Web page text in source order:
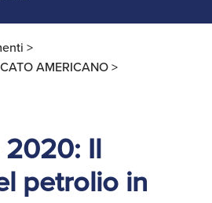
a Bruxelles
Stati Uniti
di ExportUSA
Corp.
Italiani
>
AMERICANO >
Il
petrolio in